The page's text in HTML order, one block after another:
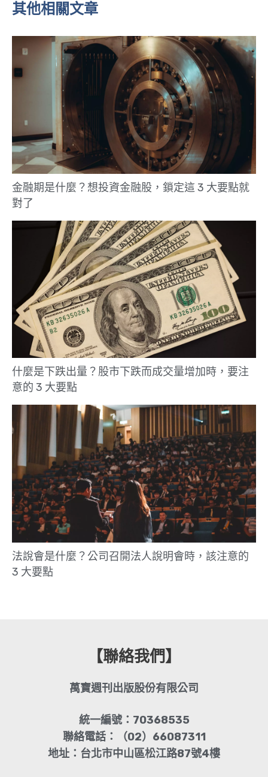
其他相關文章
金融期是什麼？想投資金融股，鎖定這 3 大要點就
對了
什麼是下跌出量？股市下跌而成交量增加時，要注
意的 3 大要點
法說會是什麼？公司召開法人說明會時，該注意的
3 大要點
【聯絡我們】
萬寶週刊出版股份有限公司
統一編號：70368535
聯絡電話：（02）66087311
地址：台北市中山區松江路87號4樓